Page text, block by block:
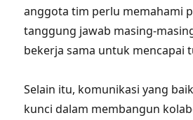
anggota tim perlu memahami
tanggung jawab masing-
bekerja sama untuk mencapai
Selain itu, komunikasi yang
kunci dalam membangun